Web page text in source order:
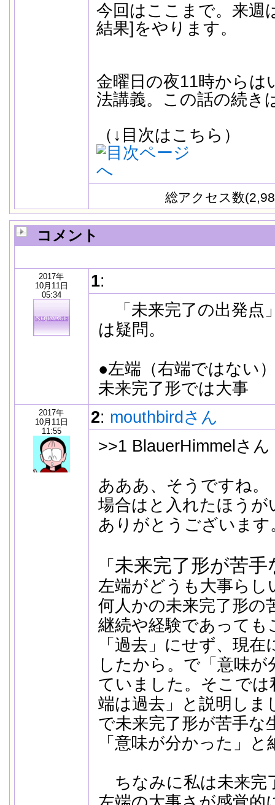
今回はここまで。来週
結果]をやります。
金曜日の夜11時からは
法講義。この話の続き
（↓目次はこちら）
総アクセス数
コメント
2017年
10月11日
05:34
1:
「未来完了の出発点
は疑問。
●左端（右端ではない
未来完了形では大
2017年
10月11日
11:55
2: mouthbirdさん
>>1 BlauerHimmelさん
あああ、そうですね。
場合はと入れたほうが
ありがとうございます
「 未来完了形が苦手
左端がどうも大事らし
何人かの未来完了形の
継続や経験であっても
「過去」にせず、現
したから。で「意味
ていました。そこで
端は過去」と説明しま
で未来完了形が苦手な
「意味が分かった」
ちなみに私は未来完